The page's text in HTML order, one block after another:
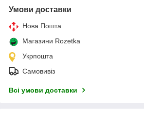
Умови доставки
Нова Пошта
Магазини Rozetka
Укрпошта
Самовивіз
Всі умови доставки